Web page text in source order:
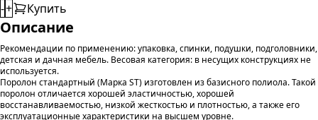
-+ Купить
Описание
Рекомендации по применению: упаковка, спинки, подушки, подголовники,
детская и дачная мебель. Весовая категория: в несущих конструкциях не
используется.
Поролон стандартный (Марка ST) изготовлен из базисного полиола. Такой
поролон отличается хорошей эластичностью, хорошей
восстанавливаемостью, низкой жесткостью и плотностью, а также его
эксплуатационные характеристики на высшем уровне.